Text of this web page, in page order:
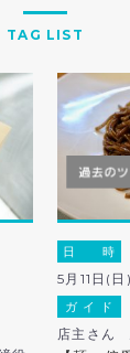
TAG LIST
日 時
5月11日(
ガ イ ド
店主さん